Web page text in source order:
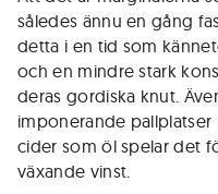
således ännu en gång
detta i en tid som
och en mindre stark
deras gordiska knut.
imponerande
cider som öl spelar det
växande vinst.